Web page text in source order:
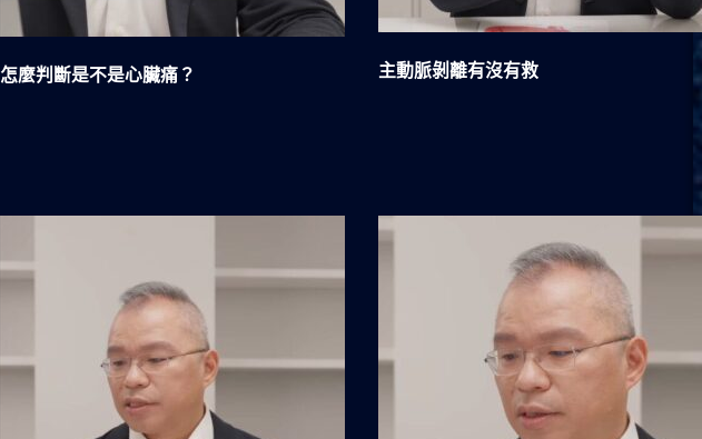
怎麼判斷是不是心臟痛？ 主動脈剝離有沒有救